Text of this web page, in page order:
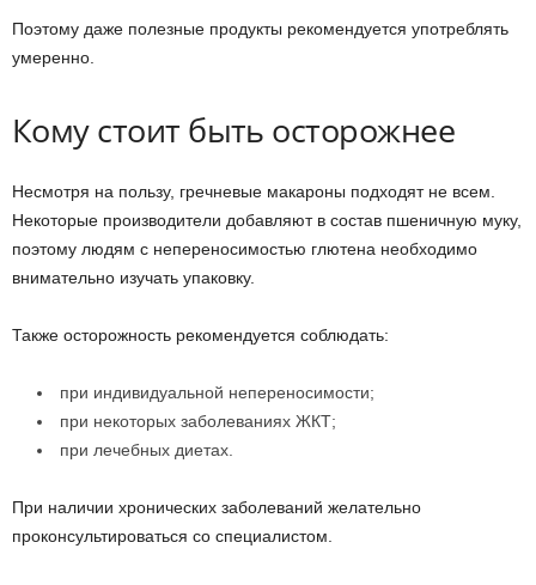
Поэтому даже полезные продукты рекомендуется употреблять
умеренно.
Кому стоит быть осторожнее
Несмотря на пользу, гречневые макароны подходят не всем.
Некоторые производители добавляют в состав пшеничную муку,
поэтому людям с непереносимостью глютена необходимо
внимательно изучать упаковку.
Также осторожность рекомендуется соблюдать:
при индивидуальной непереносимости;
при некоторых заболеваниях ЖКТ;
при лечебных диетах.
При наличии хронических заболеваний желательно
проконсультироваться со специалистом.